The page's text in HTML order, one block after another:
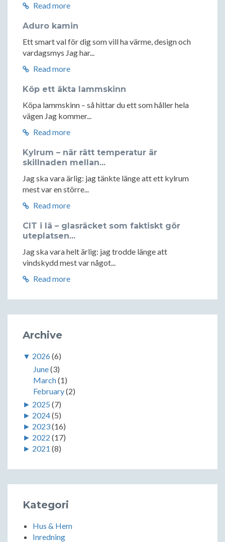
Read more
Aduro kamin
Ett smart val för dig som vill ha värme, design och
vardagsmys Jag har...
Read more
Köp ett äkta lammskinn
Köpa lammskinn – så hittar du ett som håller hela
vägen Jag kommer...
Read more
Kylrum – när rätt temperatur är
skillnaden mellan...
Jag ska vara ärlig: jag tänkte länge att ett kylrum
mest var en större...
Read more
CIT i lä – glasräcket som faktiskt gör
uteplatsen...
Jag ska vara helt ärlig: jag trodde länge att
vindskydd mest var något...
Read more
Archive
▼ 2026(6)
June(3)
March(1)
February(2)
► 2025 (7)
► 2024(5)
► 2023(16)
► 2022 (17)
► 2021 (8)
Kategori
Hus & Hem
Inredning